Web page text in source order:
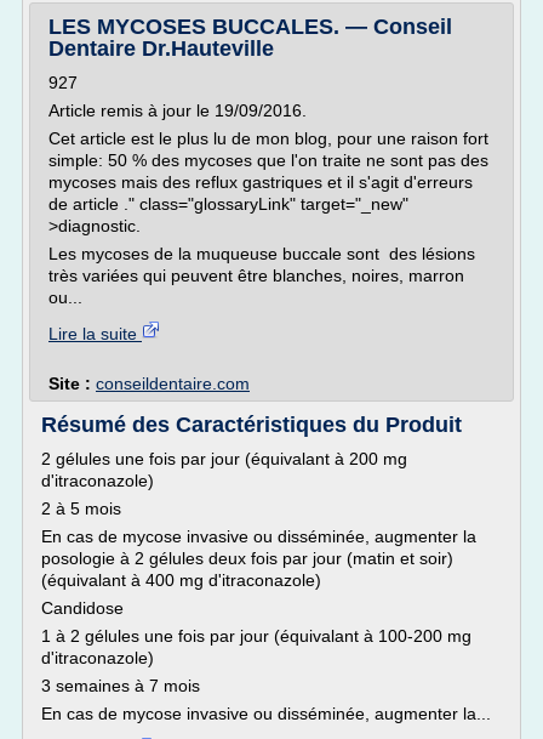
LES MYCOSES BUCCALES. — Conseil
Dentaire Dr.Hauteville
927
Article remis à jour le 19/09/2016.
Cet article est le plus lu de mon blog, pour une raison fort
simple: 50 % des mycoses que l'on traite ne sont pas des
mycoses mais des reflux gastriques et il s'agit d'erreurs
de article ." class="glossaryLink" target="_new"
>diagnostic.
Les mycoses de la muqueuse buccale sont des lésions
très variées qui peuvent être blanches, noires, marron
ou...
Lire la suite
Site : conseildentaire.com
Résumé des Caractéristiques du Produit
2 gélules une fois par jour (équivalant à 200 mg
d'itraconazole)
2 à 5 mois
En cas de mycose invasive ou disséminée, augmenter la
posologie à 2 gélules deux fois par jour (matin et soir)
(équivalant à 400 mg d'itraconazole)
Candidose
1 à 2 gélules une fois par jour (équivalant à 100-200 mg
d'itraconazole)
3 semaines à 7 mois
En cas de mycose invasive ou disséminée, augmenter la...